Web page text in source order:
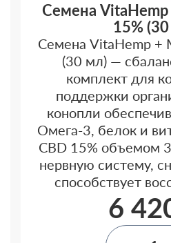
Семена
15%
Семена VitaHemp +
(30 мл) —
комплект для
поддержки
конопли
Омега-3, белок и
CBD 15% объемом
нервную систему,
способствует
6